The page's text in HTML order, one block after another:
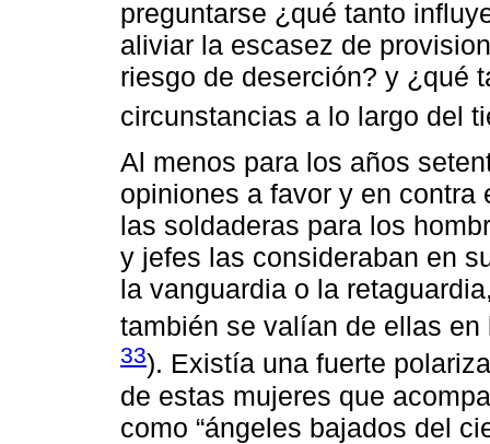
preguntarse ¿qué tanto
aliviar la escasez de
riesgo de deserción? y ¿qué
circunstancias a lo largo del
Al menos para los años
opiniones a favor y en
las soldaderas para los
y jefes las consideraban en
la vanguardia o la
también se valían de ellas en
33). Existía una fuerte
de estas mujeres que
como “ángeles bajados del